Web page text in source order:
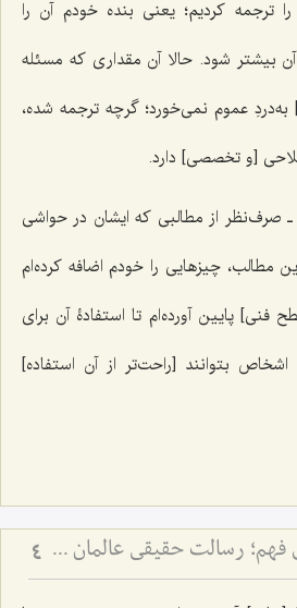
را ترجمه کردیم؛ یعنی بنده خودم آن را
آن بیشتر شود. حالا آن مقداری که مسئله
عموم نمی‌خورد؛ گرچه ترجمه شده،
[و تخصصی] دارد.
ـ صرف‌نظر از مطالبی که ایشان در حواشی
مطالب، چیزهایی را خودم اضافه کرده‌ام
فنی] پایین آورده‌ام تا استفادۀ آن برای
اشخاص بتوانند [راحت‌تر از آن استفاده]
رابطۀ ایمان و ارتقای فهم؛ رسالت حقیقی عالمان دینی - نقد مرجعیت عوام‌گرا و تفسیر آیۀ ﴿يرفع الله الذين آمنوا منكم والذين اوتوا العلم درجت﴾ 4